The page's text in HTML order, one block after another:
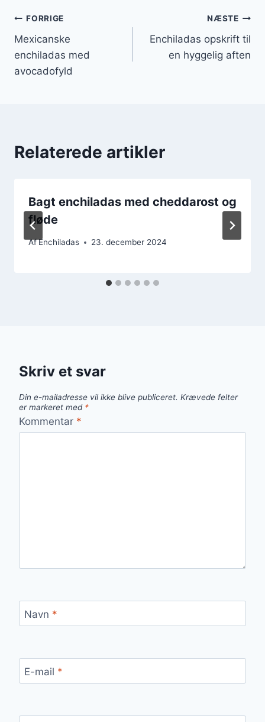
Indlægsnavigation
FORRIGE
Mexicanske
enchiladas med
avocadofyld
NÆSTE
Enchiladas opskrift til
en hyggelig aften
Relaterede artikler
Bagt enchiladas med cheddarost og
fløde
AfEnchiladas 23. december 2024
Skriv et svar
Din e-mailadresse vil ikke blive publiceret. Krævede felter
er markeret med *
Kommentar *
Navn *
E-mail *